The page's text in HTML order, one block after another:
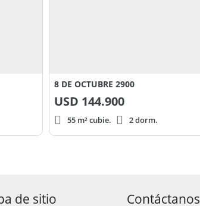
8 DE OCTUBRE 2900
USD 144.900
55 m² cubie. 2 dorm.
de sitio Contáctanos